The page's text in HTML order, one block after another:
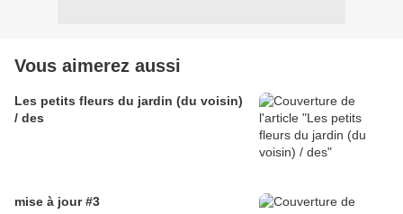
Vous aimerez aussi
Les petits fleurs du jardin (du voisin)
/ des
mise à jour #3